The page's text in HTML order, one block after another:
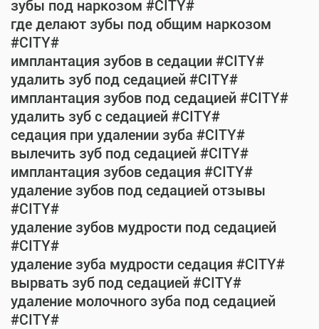
зубы под наркозом #CITY#
где делают зубы под общим наркозом
#CITY#
имплантация зубов в седации #CITY#
удалить зуб под седацией #CITY#
имплантация зубов под седацией #CITY#
удалить зуб с седацией #CITY#
седация при удалении зуба #CITY#
вылечить зуб под седацией #CITY#
имплантация зубов седация #CITY#
удаление зубов под седацией отзывы
#CITY#
удаление зубов мудрости под седацией
#CITY#
удаление зуба мудрости седация #CITY#
вырвать зуб под седацией #CITY#
удаление молочного зуба под седацией
#CITY#